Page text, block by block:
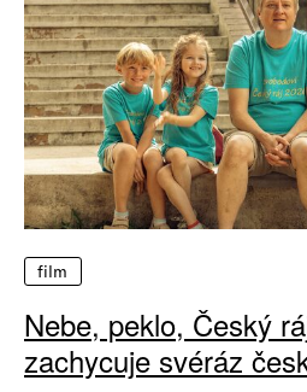
film
Nebe, peklo, Český
zachycuje svéráz